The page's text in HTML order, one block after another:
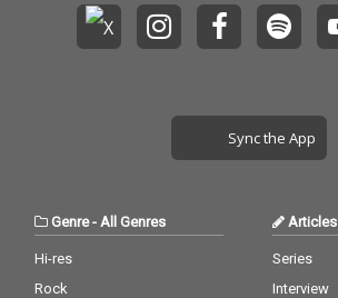
Sync the App
Genre- All Genres
Hi-res
Rock
Articles
Series
Interview